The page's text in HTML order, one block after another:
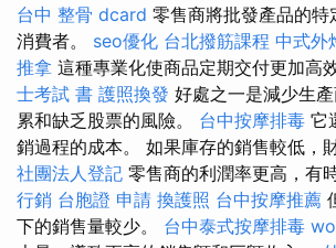
台中 整骨 dcard 零售商將批發產品的
消費者。 seo優化 台北撥筋課程 中式外
推拿 這種專業化使商品定期交付更加高
士考試 書 護照換發 好處之一是減少生
累和缺乏股票的風險。 台中按摩排毒 它
銷過程的成本。 如果庫存的銷售較低，
社團法人登記 零售商的利潤率更高，有
行銷 台胞證 申請 換護照 台中按摩推薦
下的銷售量較少。 台中泰式按摩排毒